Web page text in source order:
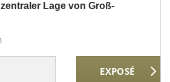
Lage von Groß-